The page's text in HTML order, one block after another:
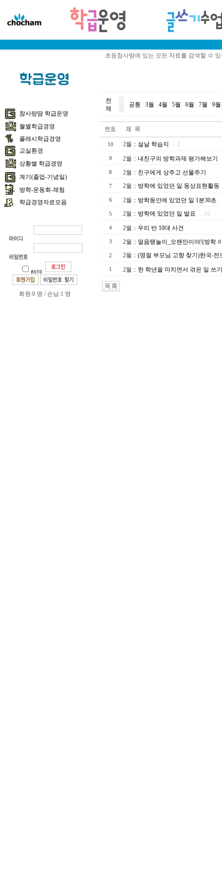
초등참사랑에 있는 모든 자료를 검색할 수
참사랑땀 학급운영
월별학급경영
플래시학급경영
교실환경
상황별 학급경영
계기(졸업-기념일)
방학-운동회-체험
학급경영자료모음
회원:0 명 / 손님:1 명
전
체
공통 3월 4월 5월 6월 7월 9월
10 2월 :: 설날 학습지 …2
9 2월 :: 내친구의 방학과제 평가해보기
8 2월 :: 친구에게 상주고 선물주기
7 2월 :: 방학에 있었던 일 동상표현활동
6 2월 :: 방학동안에 있었던 일 1분30초
5 2월 :: 방학에 있었던 일 발표 …10
4 2월 :: 우리 반 10대 사건
3 2월 :: 얼음땡놀이_오랜만이야!(방학
2 2월 :: (명절 부모님 고향 찾기)한국-전
1 2월 :: 한 학년을 마치면서 겪은 일 쓰기